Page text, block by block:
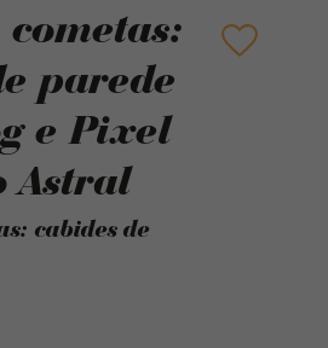
parede
e Pixel
Astral
cabides de